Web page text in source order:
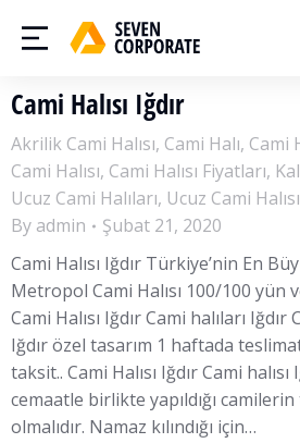
Cami Halısı Iğdır
Akrilik Cami Halısı, Cami Halı, Cami
Cami Halısı, Cami Halısı Fiyatları,
Ucuz Cami Halıları, Ucuz Cami Halısı
By admin
Şubat 21, 2020
Cami Halısı Iğdır Türkiye’nin En
Metropol Cami Halısı 100/100 yün
Cami Halısı Iğdır Cami halıları Iğdır
Iğdır özel tasarım 1 haftada
taksit.. Cami Halısı Iğdır Cami
cemaatle birlikte yapıldığı camilerin
olmalıdır. Namaz kılındığı için…